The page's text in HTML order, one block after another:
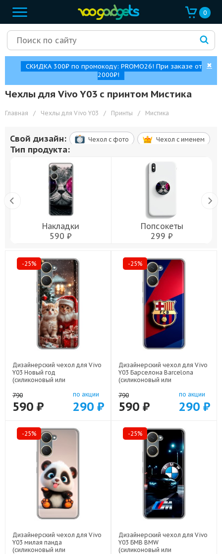
0
СКИДКА 300₽ по промокоду: PROMO26! При заказе от
2000₽!
✖
Чехлы для Vivo Y03 с принтом Мистика
Главная / Чехлы для Vivo Y03 / Принты / Мистика
Свой дизайн: Чехол c фото Чехол c именем
Тип продукта:
Накладки
590 ₽
Попсокеты
299 ₽
-25%
Дизайнерский чехол для Vivo
Y03 Новый год
(силиконовый или
арт: 83104-22824
790
590 ₽
по акции
290 ₽
-25%
Дизайнерский чехол для Vivo
Y03 Барселона Barcelona
(силиконовый или
арт: 83104-22332
790
590 ₽
по акции
290 ₽
-25%
Дизайнерский чехол для Vivo
Y03 милая панда
(силиконовый или
-25%
Дизайнерский чехол для Vivo
Y03 БМВ BMW
(силиконовый или